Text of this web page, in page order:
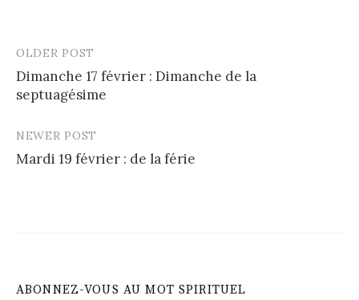
Post
navigation
OLDER POST
Dimanche 17 février : Dimanche de la
septuagésime
NEWER POST
Mardi 19 février : de la férie
ABONNEZ-VOUS AU MOT SPIRITUEL